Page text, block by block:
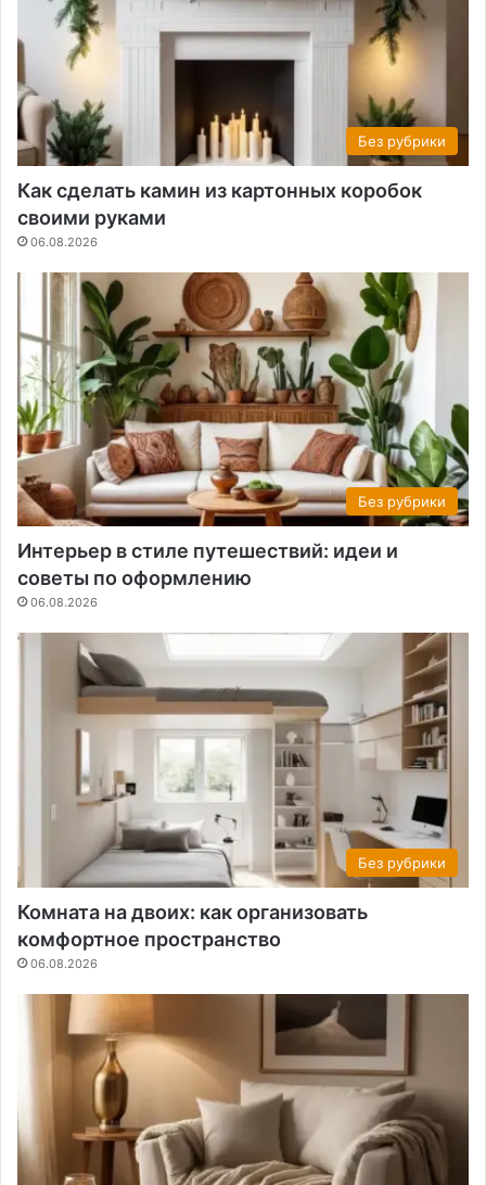
Без рубрики
Как сделать камин из картонных коробок
своими руками
06.08.2026
Без рубрики
Интерьер в стиле путешествий: идеи и
советы по оформлению
06.08.2026
Без рубрики
Комната на двоих: как организовать
комфортное пространство
06.08.2026